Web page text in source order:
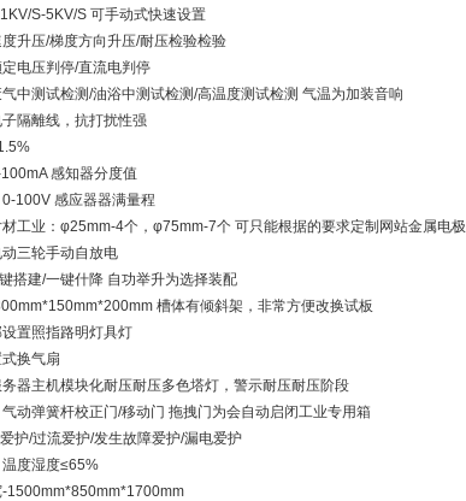
S-5KV/S 可手动式快速设置
升压/梯度方向升压/耐压检验检验
电压判停/直流电判停
中测试检测/油浴中测试检测/高温度测试检测 气温为加装音响
隔離线，抗打扰性强
感知器分度值
100V 感应器器满量程
工业：φ25mm-4个，φ75mm-7个 可只能根据的要求定制网站金属电极
三轮手动自放电
搭建/一键什降 自功举升为选择装配
槽体有倾斜架，非常方便改换试板
置照指路明灯具灯
换气扇
器主机模块化耐压耐压多色塔灯，警示耐压耐压阶段
动弹簧杆校正门/移动门 拖拽门为会自动启闭工业专用箱
护/过流爱护/发生故障爱护/漏电爱护
度湿度≤65%
1500mm*850mm*1700mm